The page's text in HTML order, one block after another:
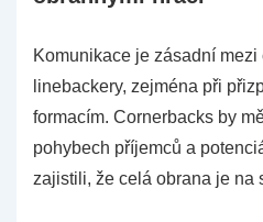
Komunikace je zásadní mezi
linebackery, zejména při
formacím. Cornerbacks by
pohybech příjemců a
zajistili, že celá obrana je na